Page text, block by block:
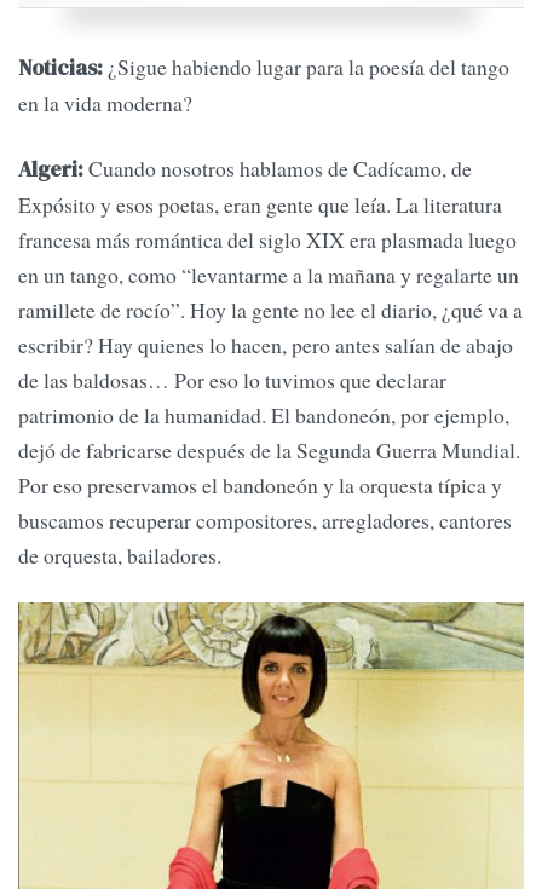
Noticias: ¿Sigue habiendo lugar para la poesía del tango
en la vida moderna?
Algeri:Cuando nosotros hablamos de Cadícamo, de
Expósito y esos poetas, eran gente que leía. La literatura
francesa más romántica del siglo XIX era plasmada luego
en un tango, como “levantarme a la mañana y regalarte un
ramillete de rocío”. Hoy la gente no lee el diario, ¿qué va a
escribir? Hay quienes lo hacen, pero antes salían de abajo
de las baldosas… Por eso lo tuvimos que declarar
patrimonio de la humanidad. El bandoneón, por ejemplo,
dejó de fabricarse después de la Segunda Guerra Mundial.
Por eso preservamos el bandoneón y la orquesta típica y
buscamos recuperar compositores, arregladores, cantores
de orquesta, bailadores.